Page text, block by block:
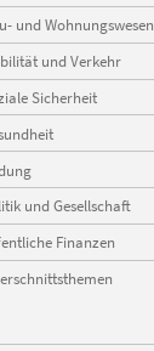
und Wohnungswesen
und Verkehr
Sicherheit
und Gesellschaft
Finanzen